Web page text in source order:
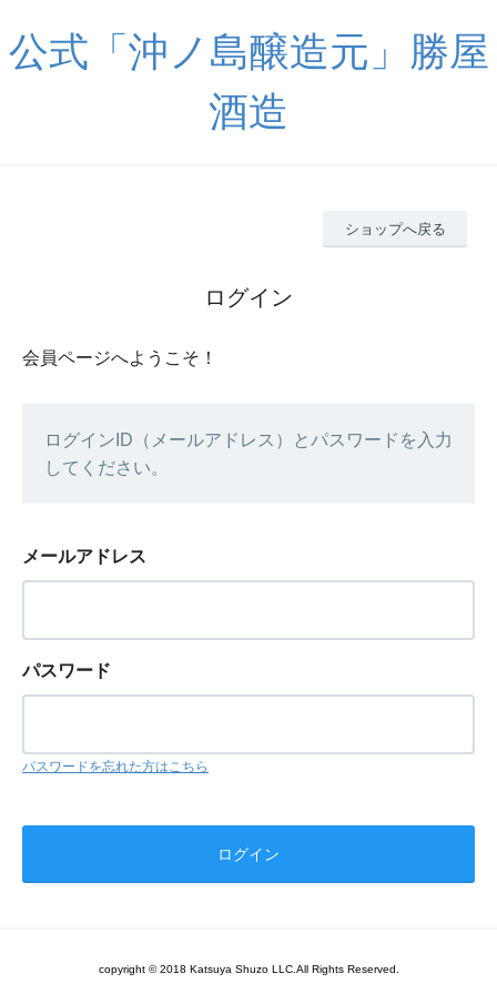
公式「沖ノ島醸造元」勝屋
酒造
ショップへ戻る
ログイン
会員ページへようこそ！
ログインID（メールアドレス）とパスワードを入力
してください。
メールアドレス
パスワード
パスワードを忘れた方はこちら
copyright © 2018 Katsuya Shuzo LLC.All Rights Reserved.